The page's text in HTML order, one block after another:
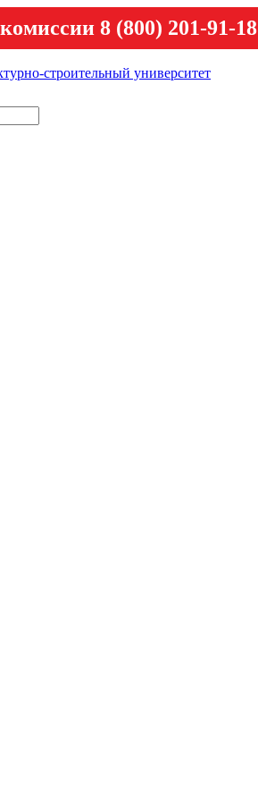
8 (800) 201-91-18
строительный университет